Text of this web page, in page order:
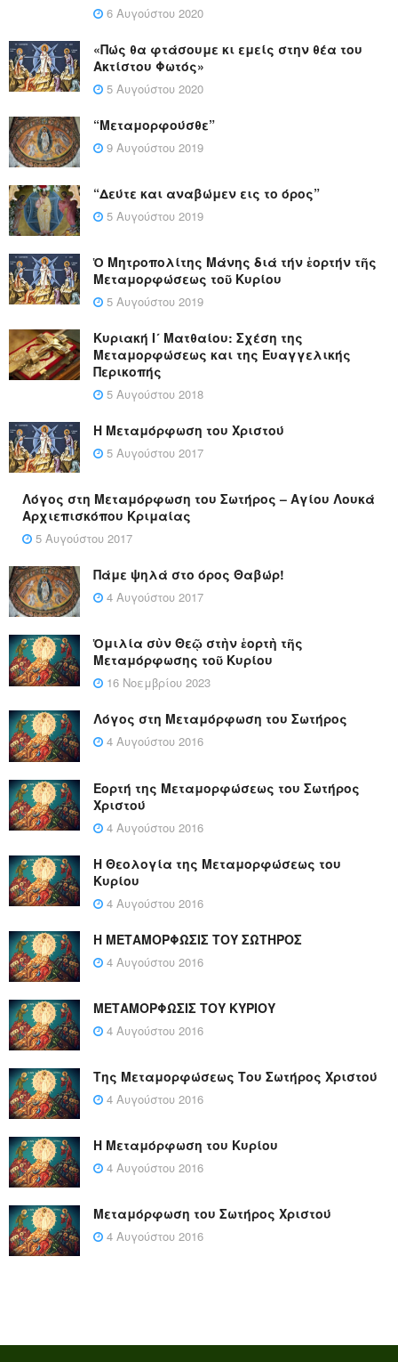
6 Αυγούστου 2020
«Πώς θα φτάσουμε κι εμείς στην θέα του
Ακτίστου Φωτός»
5 Αυγούστου 2020
“Μεταμορφούσθε”
9 Αυγούστου 2019
“Δεύτε και αναβώμεν εις το όρος”
5 Αυγούστου 2019
Ὁ Μητροπολίτης Μάνης διά τήν ἑορτήν τῆς
Μεταμορφώσεως τοῦ Κυρίου
5 Αυγούστου 2019
Κυριακή Ι´ Ματθαίου: Σχέση της
Μεταμορφώσεως και της Ευαγγελικής
Περικοπής
5 Αυγούστου 2018
Η Μεταμόρφωση του Χριστού
5 Αυγούστου 2017
Λόγος στη Μεταμόρφωση του Σωτήρος – Αγίου Λουκά
Αρχιεπισκόπου Κριμαίας
5 Αυγούστου 2017
Πάμε ψηλά στο όρος Θαβώρ!
4 Αυγούστου 2017
Ὁμιλία σὺν Θεῷ στὴν ἑορτὴ τῆς
Μεταμόρφωσης τοῦ Κυρίου
16 Νοεμβρίου 2023
Λόγος στη Μεταμόρφωση του Σωτήρος
4 Αυγούστου 2016
Εορτή της Μεταμορφώσεως του Σωτήρος
Χριστού
4 Αυγούστου 2016
Η Θεολογία της Μεταμορφώσεως του
Κυρίου
4 Αυγούστου 2016
Η ΜΕΤΑΜΟΡΦΩΣΙΣ ΤΟΥ ΣΩΤΗΡΟΣ
4 Αυγούστου 2016
ΜΕΤΑΜΟΡΦΩΣΙΣ ΤΟΥ ΚΥΡΙΟΥ
4 Αυγούστου 2016
Της Μεταμορφώσεως Του Σωτήρος Χριστού
4 Αυγούστου 2016
Η Μεταμόρφωση του Κυρίου
4 Αυγούστου 2016
Μεταμόρφωση του Σωτήρος Χριστού
4 Αυγούστου 2016